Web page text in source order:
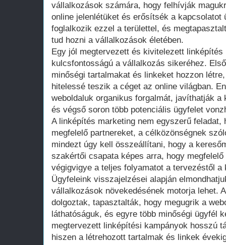
vállalkozások számára, hogy felhívják
online jelenlétüket és erősítsék a kapcsolatot
foglalkozik ezzel a területtel, és
tud hozni a vállalkozások életében.
Egy jól megtervezett és kivitelezett linképítés
kulcsfontosságú a vállalkozás sikeréhez.
minőségi tartalmakat és linkeket hozzon
hitelessé teszik a céget az online világban.
weboldaluk organikus forgalmát, javíthatják
és végső soron több potenciális ügyfelet
A linképítés marketing nem egyszerű feladat,
megfelelő partnereket, a célközönségnek
mindezt úgy kell összeállítani, hogy a
szakértői csapata képes arra, hogy
végigvigye a teljes folyamatot a tervezéstől a
Ügyfeleink visszajelzései alapján
vállalkozások növekedésének motorja lehet.
dolgoztak, tapasztalták, hogy megugrik a
láthatóságuk, és egyre több minőségi ügyfél
megtervezett linképítési kampányok hosszú
hiszen a létrehozott tartalmak és linkek